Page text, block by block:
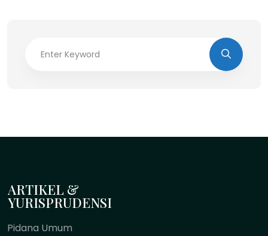
ARTIKEL &
YURISPRUDENSI
Pidana Umum